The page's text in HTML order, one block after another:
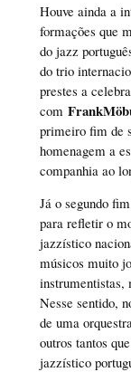
Houve ainda a
formações que
do jazz
do trio
prestes a
com
primeiro fim de
homenagem a
companhia ao
Já o segundo
para refletir o
jazzístico
músicos muito
instrumentistas,
Nesse sentido,
de uma
outros tantos
jazzístico